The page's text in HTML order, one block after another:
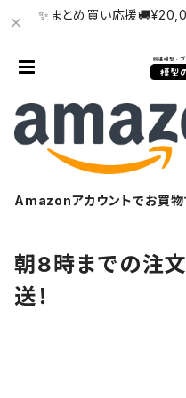
✨まとめ買い応援
Amazonアカウントでお買物
朝8時までの注
送！